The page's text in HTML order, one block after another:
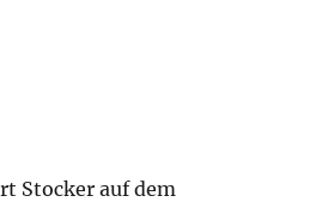
Stocker auf dem